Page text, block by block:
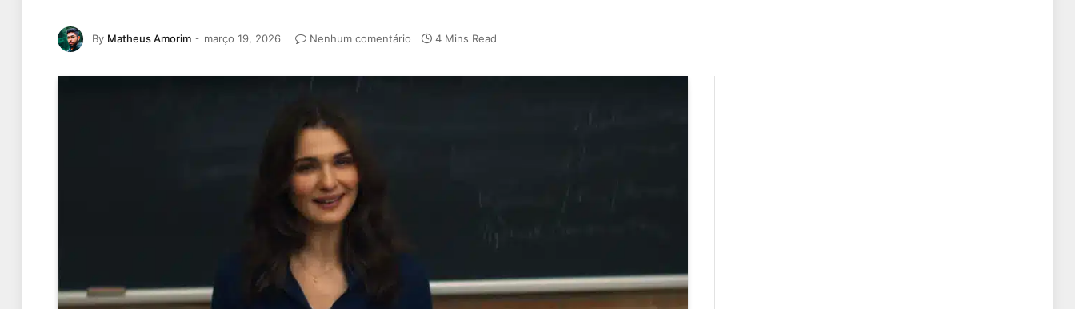
By Matheus Amorim março 19, 2026 Nenhum comentário 4 Mins Read